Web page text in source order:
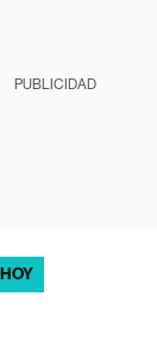
PUBLICIDAD